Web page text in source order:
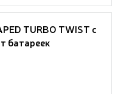
TURBO TWIST с
батареек